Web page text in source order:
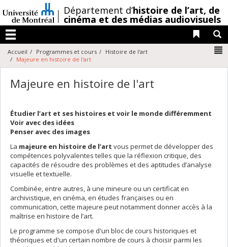
au
contenu
/Département d’histoire de l’art, de
cinéma et des médias audiovisuels
Menu
Liens
Accueil Programmes et cours
Histoire de l'art
Majeure en histoire de l'art
Majeure en histoire de l'art
Étudier l’art et ses histoires et voir le monde différemment
Voir avec des idées
Penser avec des images
La majeure en histoire de l’art vous permet de développer des
compétences polyvalentes telles que la réflexion critique, des
capacités de résoudre des problèmes et des aptitudes d’analyse
visuelle et textuelle.
Combinée, entre autres, à une mineure ou un certificat en
archivistique, en cinéma, en études françaises ou en
communication, cette majeure peut notamment donner accès à la
maîtrise en histoire de l’art.
Le programme se compose d'un bloc de cours historiques et
théoriques et d'un certain nombre de cours à choisir parmi les